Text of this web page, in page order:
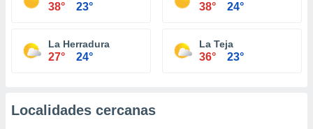
38° 23° 38° 24°
La Herradura
27° 24°
La Teja
36° 23°
Localidades cercanas